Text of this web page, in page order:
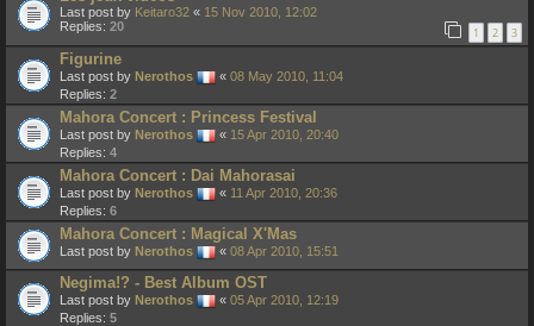
Last post by Keitaro32 « 15 Nov 2010, 12:02
Replies: 20 1 2 3
Figurine
Last post by Nerothos « 08 May 2010, 11:04
Replies: 2
Mahora Concert : Princess Festival
Last post by Nerothos « 15 Apr 2010, 20:40
Replies: 4
Mahora Concert : Dai Mahorasai
Last post by Nerothos « 11 Apr 2010, 20:36
Replies: 6
Mahora Concert : Magical X'Mas
Last post by Nerothos « 08 Apr 2010, 15:51
Negima!? - Best Album OST
Last post by Nerothos « 05 Apr 2010, 12:19
Replies: 5